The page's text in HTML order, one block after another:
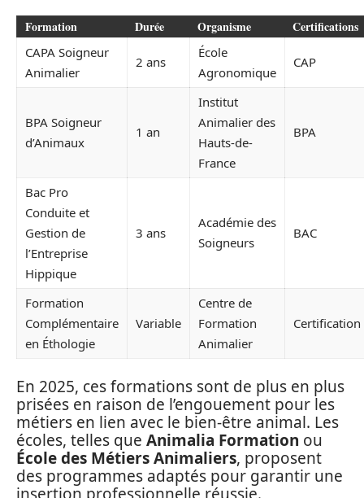
Formation Durée Organisme Certifications
CAPA Soigneur
Animalier
2 ans
École
Agronomique
CAP
BPA Soigneur
d’Animaux
1 an
Institut
Animalier des
Hauts-de-
France
BPA
Bac Pro
Conduite et
Gestion de
l’Entreprise
Hippique
3 ans
Académie des
Soigneurs
BAC
Formation
Complémentaire
en Éthologie
Variable
Centre de
Formation
Animalier
Certification
En 2025, ces formations sont de plus en plus
prisées en raison de l’engouement pour les
métiers en lien avec le bien-être animal. Les
écoles, telles que Animalia Formation ou
École des Métiers Animaliers, proposent
des programmes adaptés pour garantir une
insertion professionnelle réussie.